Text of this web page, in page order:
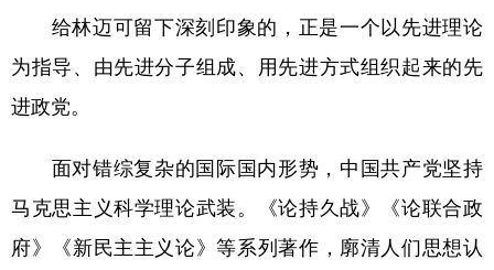
给林迈可留下深刻印象的，正是一个以先进理论
为指导、由先进分子组成、用先进方式组织起来的先
进政党。
面对错综复杂的国际国内形势，中国共产党坚持
马克思主义科学理论武装。《论持久战》《论联合政
府》《新民主主义论》等系列著作，廓清人们思想认